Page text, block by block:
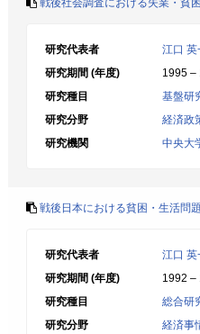
戦後社会調査における失業・貧
研究代表者
江口 英
研究期間 (年度)
1995 –
研究種目
基盤研
研究分野
経済政
研究機関
中央大
戦後日本における貧困・生活問
研究代表者
江口 英
研究期間 (年度)
1992 –
研究種目
総合研
研究分野
経済事